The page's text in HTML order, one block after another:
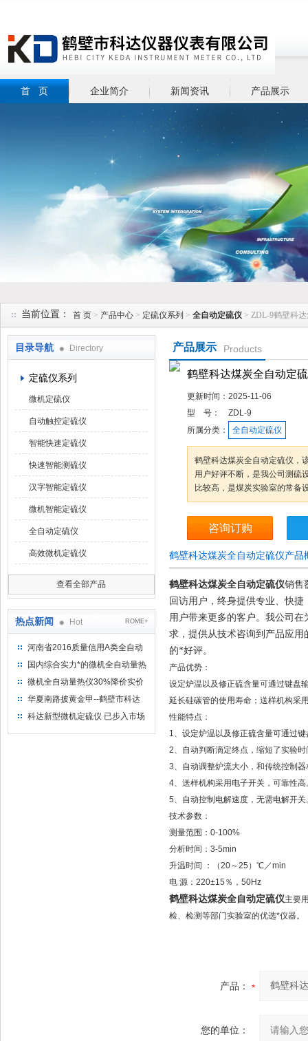
首 页 企业简介 新闻资讯 产品展示
当前位置： 首 页 > 产品中心 > 定硫仪系列 > 全自动定硫仪 > ZDL-9鹤壁科
目录导航 Directory
定硫仪系列
微机定硫仪
自动触控定硫仪
智能快速定硫仪
快速智能测硫仪
汉字智能定硫仪
微机智能定硫仪
全自动定硫仪
高效微机定硫仪
查看全部产品
热点新闻 Hot ROME+
河南省2016质量信用A类全自动
量热仪
国内综合实力*的微机全自动量热
仪制造企业
微机全自动量热仪30%降价实价
出售
华夏南路披黄金甲--鹤壁市科达
仪器仪表有限公司
科达新型微机定硫仪 已步入市场
产品展示 Products
鹤壁科达煤炭全自动定
更新时间： 2025-11-06
型 号：
ZDL-9
所属分类：
全自动定硫仪
鹤壁科达煤炭全自动定硫仪，
用户好评不断，是我公司测硫
比较高，是煤炭实验室的常备
咨询订购
鹤壁科达煤炭全自动定硫仪产品
鹤壁科达煤炭全自动定硫仪销售
回访用户，终身提供专业、快
用户带来更多的客户。我公司
求，提供从技术咨询到产品应用
的*好评。
产品优势：
设定炉温以及修正硫含量可通过键盘
延长硅碳管的使用寿命；送样机构采
性能特点：
1、设定炉温以及修正硫含量可通过
2、自动判断滴定终点，缩短了实验时
3、自动调整炉流大小，和传统控制
4、送样机构采用电子开关，可靠性
5、自动控制电解速度，无需电解开关
技术参数：
测量范围：0-100%
分析时间：3-5min
升温时间 ：（20～25）℃／min
电 源：220±15％，50Hz
鹤壁科达煤炭全自动定硫仪主要
检、检测等部门实验室的优选*仪器。
产品：
您的单位：